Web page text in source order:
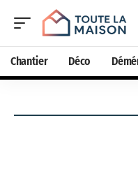
Chantier Déco